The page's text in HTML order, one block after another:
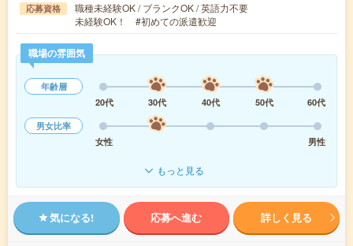
応募資格
職種未経験OK / ブランクOK / 英語力不要
未経験OK！ #初めての派遣歓迎
職場の雰囲気
年齢層
20代
30代 40代 50代
60代
男女比率
女性
男性
もっと見る
気になる! 応募へ進む 詳しく見る